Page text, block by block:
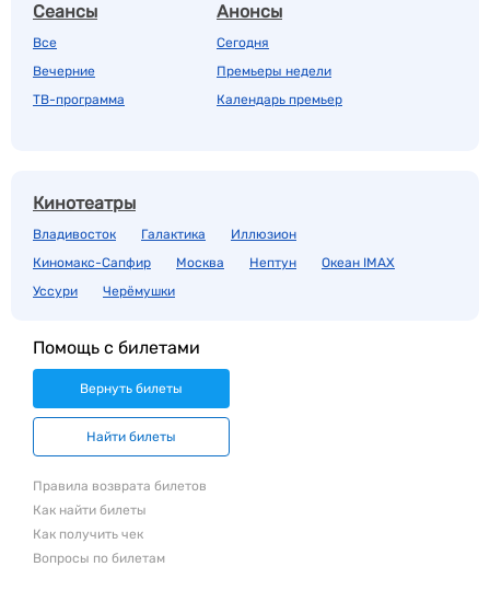
Сеансы
Все
Вечерние
ТВ-программа
Анонсы
Сегодня
Премьеры недели
Календарь премьер
Кинотеатры
Владивосток Галактика
Иллюзион
Киномакс-Сапфир
Москва Нептун
Океан IMAX
Уссури
Черёмушки
Помощь с билетами
Вернуть билеты
Найти билеты
Правила возврата билетов
Как найти билеты
Как получить чек
Вопросы по билетам